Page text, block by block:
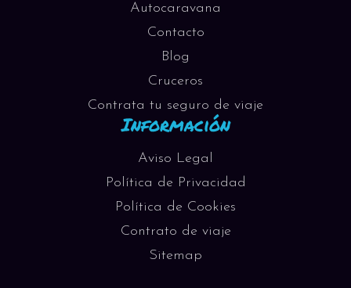
Autocaravana
Contacto
Blog
Cruceros
Contrata tu seguro de viaje
Información
Aviso Legal
Política de Privacidad
Política de Cookies
Contrato de viaje
Sitemap